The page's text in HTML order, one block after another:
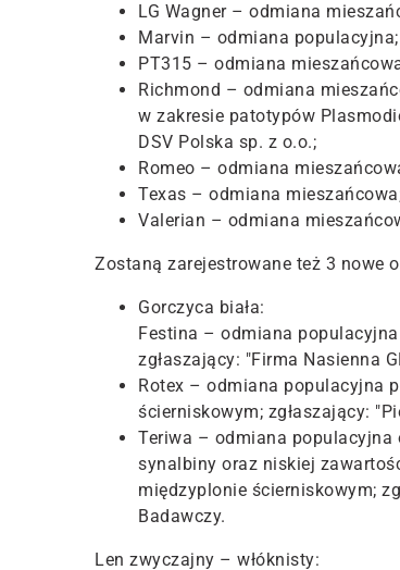
LG Wagner – odmiana
Marvin – odmiana
PT315 – odmiana
Richmond – odmiana
w zakresie patotypów
DSV Polska sp. z o.o.;
Romeo – odmiana
Texas – odmiana
Valerian – odmiana
Zostaną zarejestrowane też 3 nowe
Gorczyca biała:
Festina – odmiana
zgłaszający: "Firma Nasienna
Rotex – odmiana populacyjna
ścierniskowym; zgłaszający:
Teriwa – odmiana populacyjna
synalbiny oraz niskiej
międzyplonie ścierniskowym;
Badawczy.
Len zwyczajny – włóknisty: